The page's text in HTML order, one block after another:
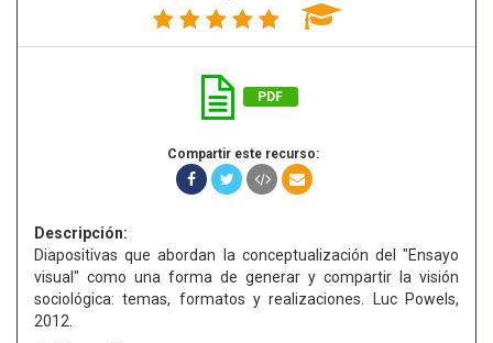
PDF
Compartir este recurso:
Descripción:
Diapositivas que abordan la conceptualización del "Ensayo
visual" como una forma de generar y compartir la visión
sociológica: temas, formatos y realizaciones. Luc Powels,
2012.